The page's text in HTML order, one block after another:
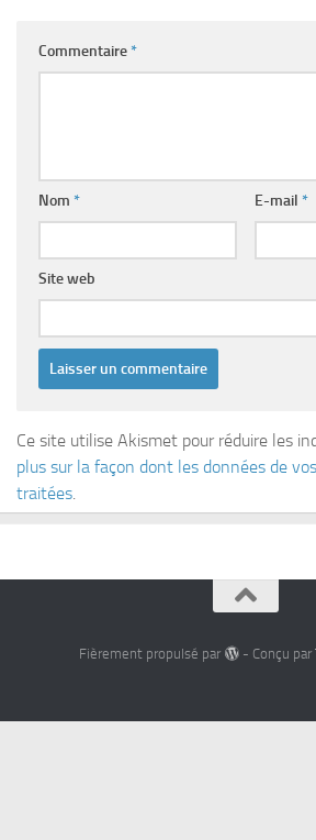
Commentaire*
Nom * E-mail *
Site web
Ce site utilise Akismet pour réduire les
plus sur la façon dont les données de
traitées.
Fièrement propulsé par - Conçu par